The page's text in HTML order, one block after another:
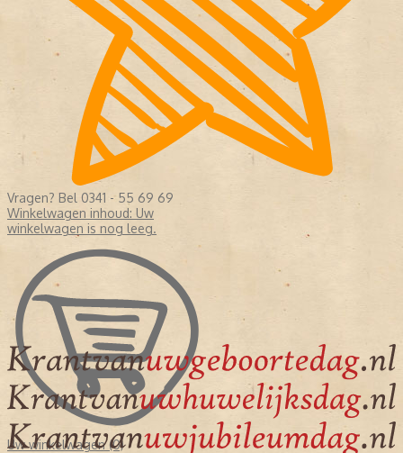
Vragen? Bel 0341 - 55 69 69
Winkelwagen inhoud: Uw
winkelwagen is nog leeg.
Uw winkelwagen (0)